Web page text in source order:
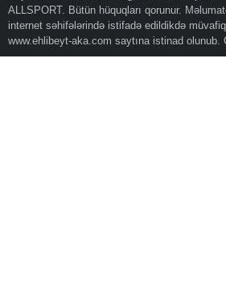
ALLSPORT. Bütün hüquqları qorunur.
internet səhifələrində istifadə edildikdə
www.ehlibeyt-aka.com saytına istinad olunub.